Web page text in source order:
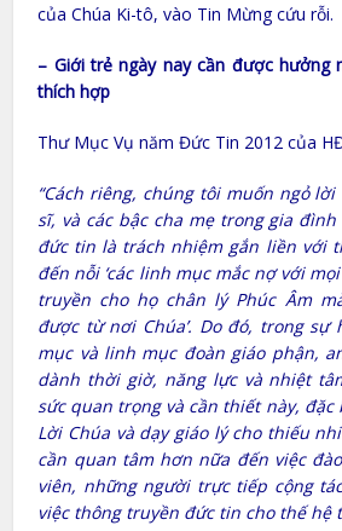
của Chúa Ki-tô, vào Tin Mừng cứu rỗi.
– Giới trẻ ngày nay cần được hưởng
thích hợp
Thư Mục Vụ năm Đức Tin 2012 của
“Cách riêng, chúng tôi muốn ngỏ
sĩ, và các bậc cha mẹ trong gia đình
đức tin là trách nhiệm gắn liền với
đến nỗi ‘các linh mục mắc nợ với
truyền cho họ chân lý Phúc Âm
được từ nơi Chúa’. Do đó, trong sự
mục và linh mục đoàn giáo phận,
dành thời giờ, năng lực và nhiệt
sức quan trọng và cần thiết này, đặc
Lời Chúa và dạy giáo lý cho thiếu
cần quan tâm hơn nữa đến việc
viên, những người trực tiếp cộng
việc thông truyền đức tin cho thế hệ